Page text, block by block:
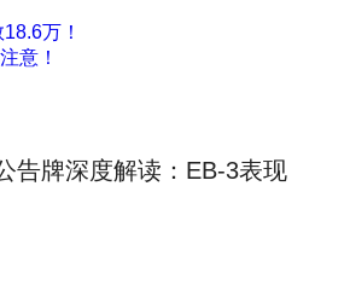
万！
意！
告牌深度解读：EB-3表现